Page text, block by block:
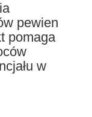
pewien
pomaga
w